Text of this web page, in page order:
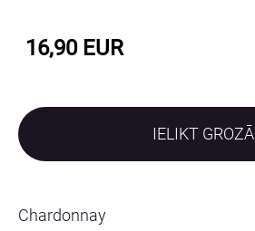
16,90 EUR
IELIKT GROZĀ
Chardonnay